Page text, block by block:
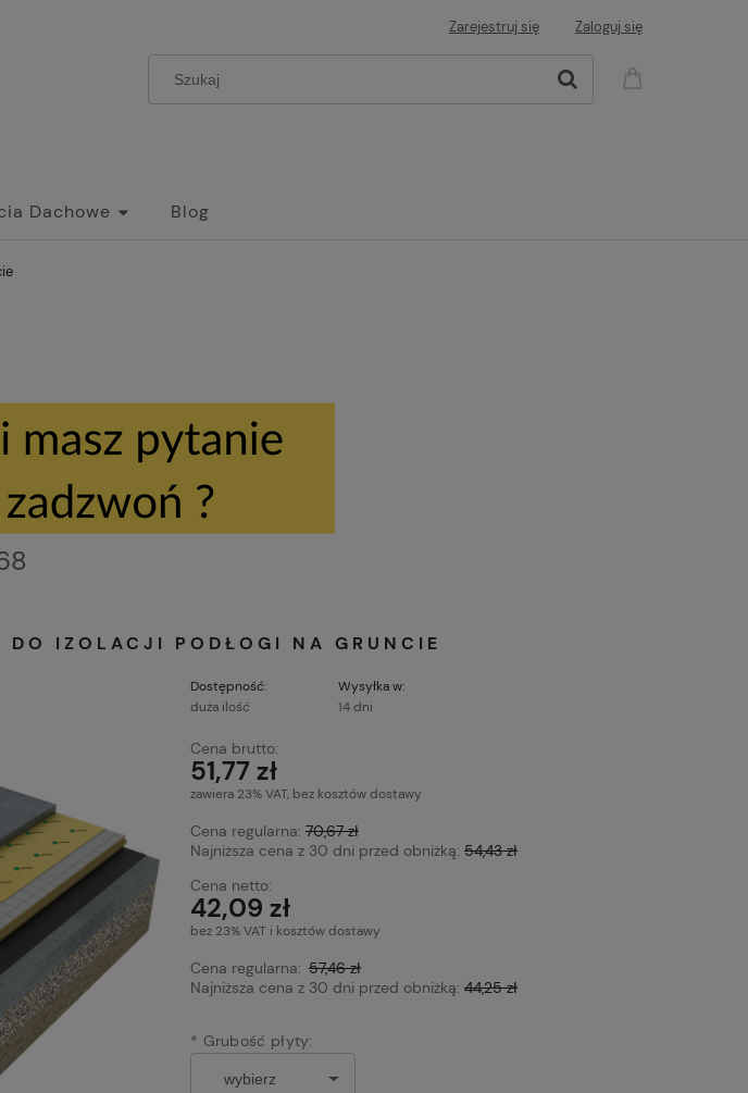
Zarejestruj się Zaloguj się
Dachowe Blog
IZOLACJI PODŁOGI NA GRUNCIE
Dostępność:
duża ilość
Wysyłka w:
14 dni
Cena brutto:
51,77 zł
zawiera 23% VAT, bez kosztów dostawy
Cena regularna: 70,67 zł
Najniższa cena z 30 dni przed obniżką: 54,43 zł
Cena netto:
42,09 zł
bez 23% VAT i kosztów dostawy
Cena regularna: 57,46 zł
Najniższa cena z 30 dni przed obniżką: 44,25 zł
* Grubość płyty: